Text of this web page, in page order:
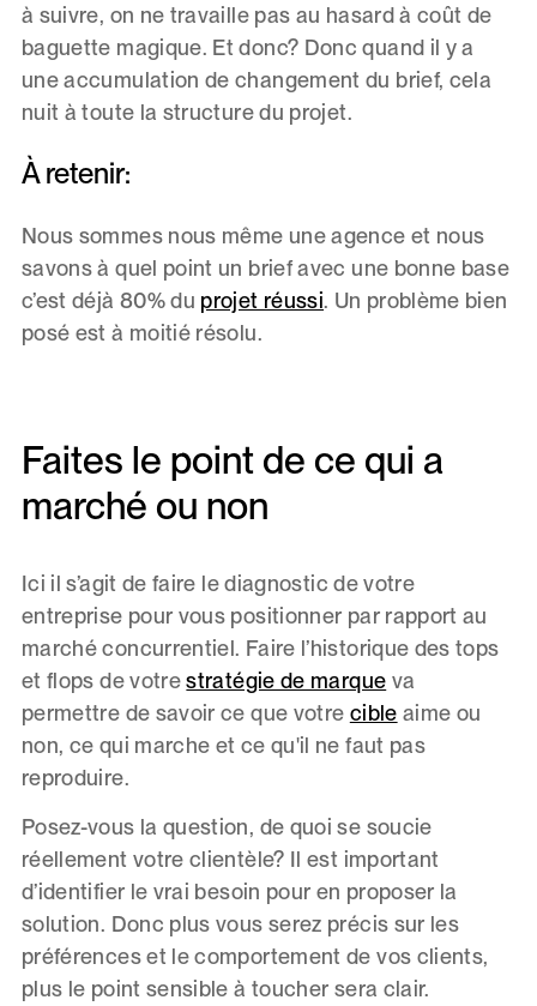
à suivre, on ne travaille pas au hasard à coût de
baguette magique. Et donc? Donc quand il y a
une accumulation de changement du brief, cela
nuit à toute la structure du projet.
À retenir:
Nous sommes nous même une agence et nous
savons à quel point un brief avec une bonne base
c’est déjà 80% du projet réussi. Un problème bien
posé est à moitié résolu.
Faites le point de ce qui a
marché ou non
Ici il s’agit de faire le diagnostic de votre
entreprise pour vous positionner par rapport au
marché concurrentiel. Faire l’historique des tops
et flops de votrestratégie de marque va
permettre de savoir ce que votre cible aime ou
non, ce qui marche et ce qu'il ne faut pas
reproduire.
Posez-vous la question, de quoi se soucie
réellement votre clientèle? Il est important
d’identifier le vrai besoin pour en proposer la
solution. Donc plus vous serez précis sur les
préférences et le comportement de vos clients,
plus le point sensible à toucher sera clair.